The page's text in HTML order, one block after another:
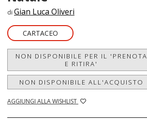
di Gian Luca Oliveri
CARTACEO
NON DISPONIBILE PER IL 'PRENOTA
E RITIRA'
NON DISPONIBILE ALL'ACQUISTO
AGGIUNGI ALLA WISHLIST